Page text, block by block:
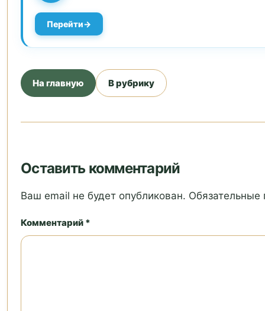
Перейти
На главную В рубрику
Оставить комментарий
Ваш email не будет опубликован.
Комментарий *